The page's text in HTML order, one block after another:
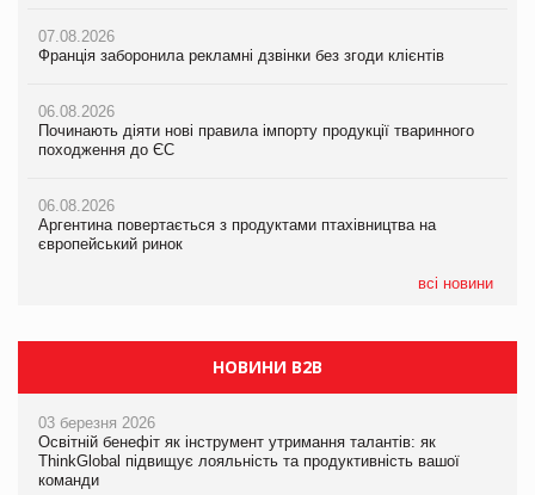
07.08.2026
Франція заборонила рекламні дзвінки без згоди клієнтів
06.08.2026
Починають діяти нові правила імпорту продукції тваринного
походження до ЄС
06.08.2026
Аргентина повертається з продуктами птахівництва на
європейський ринок
всі новини
07.08.2026
Франція заборонила рекламні дзвінки без згоди клієнтів
06.08.2026
Починають діяти нові правила імпорту продукції тваринного
походження до ЄС
06.08.2026
Аргентина повертається з продуктами птахівництва на
європейський ринок
07.08.2026
Франція заборонила рекламні дзвінки без згоди клієнтів
06.08.2026
Починають діяти нові правила імпорту продукції тваринного
походження до ЄС
06.08.2026
Аргентина повертається з продуктами птахівництва на
європейський ринок
НОВИНИ B2B
03 березня 2026
Освітній бенефіт як інструмент утримання талантів: як
ThinkGlobal підвищує лояльність та продуктивність вашої
команди